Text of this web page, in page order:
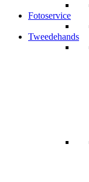
Fotoservice
Tweedehands